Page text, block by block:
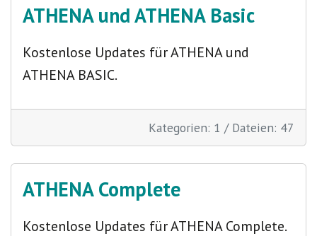
ATHENA und ATHENA Basic
Kostenlose Updates für ATHENA und
ATHENA BASIC.
Kategorien: 1 / Dateien: 47
ATHENA Complete
Kostenlose Updates für ATHENA Complete.